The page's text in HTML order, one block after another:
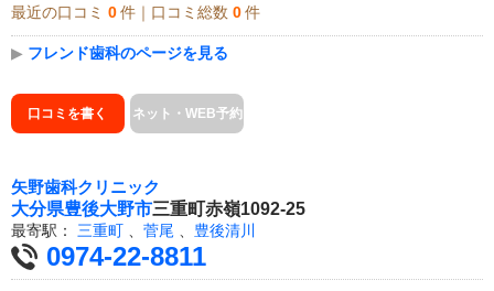
最近の口コミ 0 件｜口コミ総数 0 件
▶ フレンド歯科のページを見る
口コミを書く ネット・WEB予約
矢野歯科クリニック
大分県豊後大野市三重町赤嶺1092-25
最寄駅： 三重町 菅尾 豊後清川
0974-22-8811